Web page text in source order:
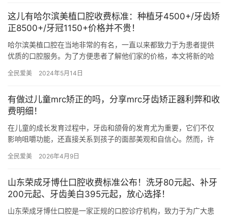
这儿有哈尔滨美植口腔收费标准：种植牙4500+/牙齿矫
正8500+/牙冠1150+价格并不贵！
哈尔滨美植口腔在当地非常的有名，一直以来都致力于为患者提供
优质的口腔服务。为了方便患者了解他们家的价格，本文将新的哈
全民爱美 2024年5月14日
有做过儿童mrc矫正的吗，分享mrc牙齿矫正器利弊和收
费明细！
在儿童的成长发育过程中，牙齿和颌骨的发育尤为重要，它们不仅
影响咀嚼功能，还直接关系到孩子的面部美观和自信心。然而，许
常等问…
全民爱美 2026年4月9日
山东荣成牙博仕口腔收费标准公布！洗牙80元起、补牙
200元起、牙齿美白395元起，放心选择！
山东荣成牙博仕口腔是一家正规的口腔诊疗机构，致力于为广大患